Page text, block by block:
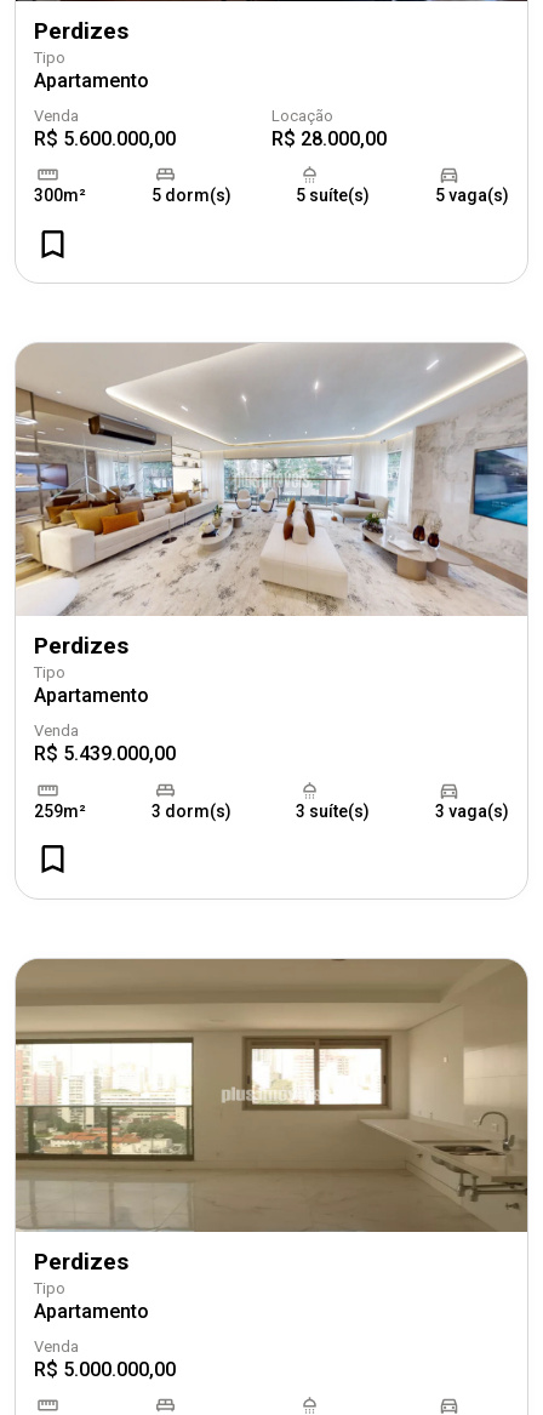
Perdizes
Tipo
Apartamento
Venda
R$ 5.600.000,00
Locação
R$ 28.000,00
300m² 5 dorm(s) 5 suíte(s) 5 vaga(s)
Perdizes
Tipo
Apartamento
Venda
R$ 5.439.000,00
259m² 3 dorm(s) 3 suíte(s) 3 vaga(s)
Perdizes
Tipo
Apartamento
Venda
R$ 5.000.000,00